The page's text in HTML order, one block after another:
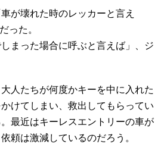
が壊れた時のレッカーと言え
った。
まった場合に呼ぶと言えば」、ジ
人たちが何度かキーを中に入れた
けてしまい、救出してもらってい
最近はキーレスエントリーの車が
頼は激減しているのだろう。